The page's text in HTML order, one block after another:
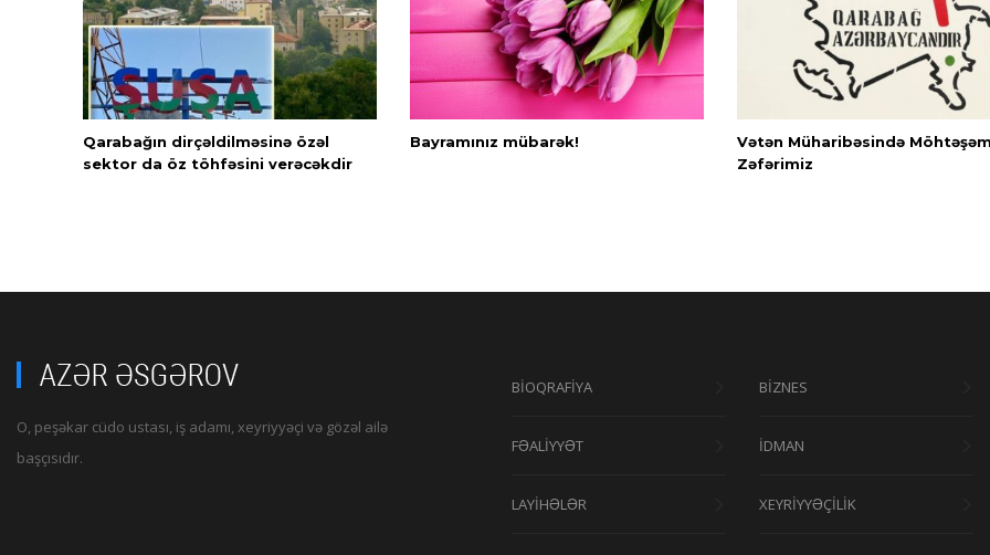
Qarabağın dirçəldilməsinə özəl
sektor da öz töhfəsini verəcəkdir
Bayramınız mübarək!
Vətən Müharibəsində Möhtəşəm
Zəfərimiz
O, peşəkar cüdo ustası, iş adamı, xeyriyyəçi və gözəl ailə
başçısıdır.
BİOQRAFİYA
FƏALİYYƏT
LAYİHƏLƏR
BİZNES
İDMAN
XEYRİYYƏÇİLİK